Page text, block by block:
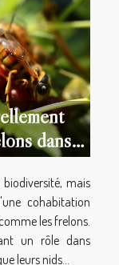
dans
mais
cohabitation
les frelons.
un rôle dans
leurs nids...